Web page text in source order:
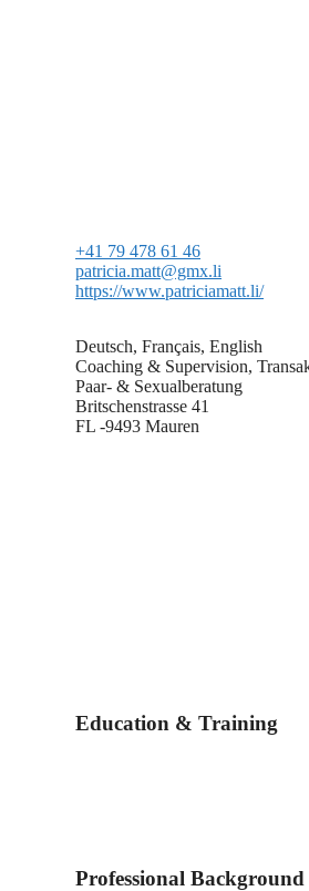
+41 79 478 61 46
patricia.matt@gmx.li
https://www.patriciamatt.li/
Deutsch, Français, English
Coaching & Supervision,
Paar- & Sexualberatung
Britschenstrasse 41
FL -9493 Mauren
Education & Training
Professional Background